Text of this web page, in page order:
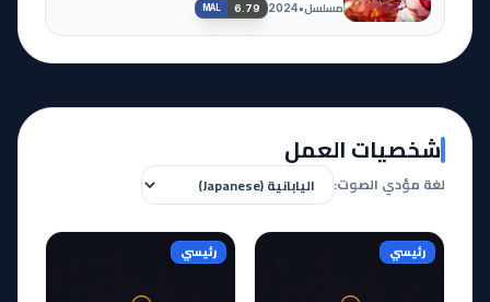
مسلسل•
2024
MAL 6.79
شخصيات العمل
لغة مؤدي الصوت:
رئيسي رئيسي